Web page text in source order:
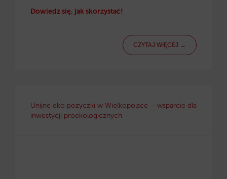
Dowiedz się, jak skorzystać!
CZYTAJ WIĘCEJ →
Unijne eko pożyczki w Wielkopolsce – wsparcie dla
inwestycji proekologicznych